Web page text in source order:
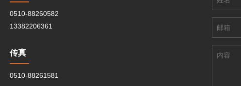
0510-88260582
13382206361
传真
0510-88261581